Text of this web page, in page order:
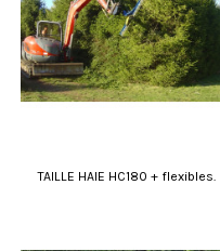
TAILLE HAIE HC180 + flexibles.